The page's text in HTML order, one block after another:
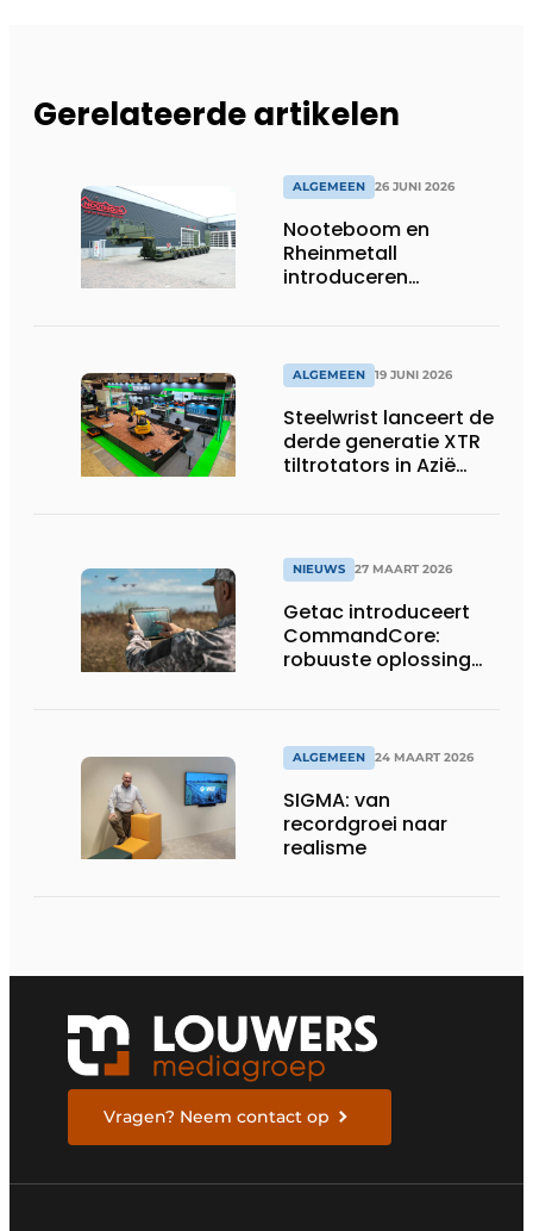
Gerelateerde artikelen
ALGEMEEN 26 JUNI 2026
Nooteboom en
Rheinmetall
introduceren
ALGEMEEN 19 JUNI 2026
Steelwrist lanceert de
derde generatie XTR
tiltrotators in Azië
NIEUWS 27 MAART 2026
Getac introduceert
CommandCore:
robuuste oplossing
ALGEMEEN 24 MAART 2026
SIGMA: van
recordgroei naar
realisme
Vragen? Neem contact op